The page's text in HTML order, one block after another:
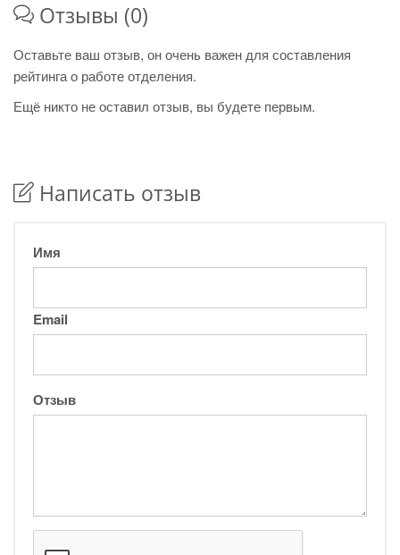
Отзывы (0)
Оставьте ваш отзыв, он очень важен для составления
рейтинга о работе отделения.
Ещё никто не оставил отзыв, вы будете первым.
Написать отзыв
Имя
Email
Отзыв